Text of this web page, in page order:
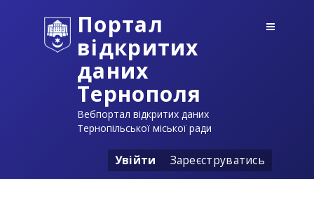
Портал
відкритих
даних
Тернополя
Вебпортал відкритих даних
Тернопільської міської ради
Увійти Зареєструватись